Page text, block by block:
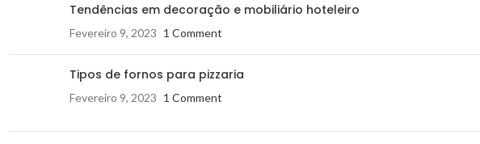
Tendências em decoração e mobiliário hoteleiro
Fevereiro 9, 2023 1 Comment
Tipos de fornos para pizzaria
Fevereiro 9, 2023 1 Comment